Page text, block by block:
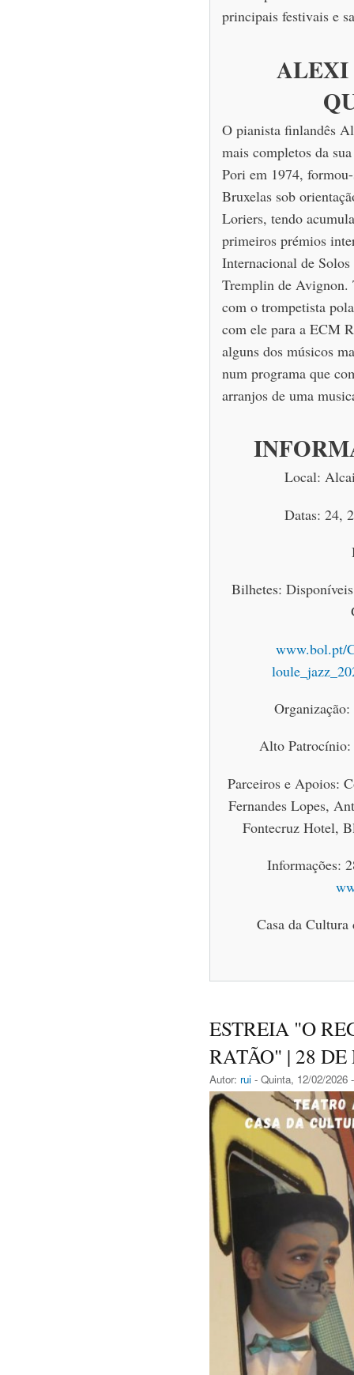
principais festivais e
O pianista finlandês
mais completos da
Pori em 1974,
Bruxelas sob
Loriers, tendo
primeiros prémios
Internacional de
Tremplin de Avignon.
com o trompetista
com ele para a ECM
alguns dos músicos
num programa que
arranjos de uma
Local:
Datas: 24,
Bilhetes:
www.bol.pt/
Alto
Parceiros e Apoios:
Fernandes Lopes,
Fontecruz Hotel,
Informações:
Casa da
ESTREIA "O
RATÃO" | 28
Autor: rui - Quinta, 12/02/2026